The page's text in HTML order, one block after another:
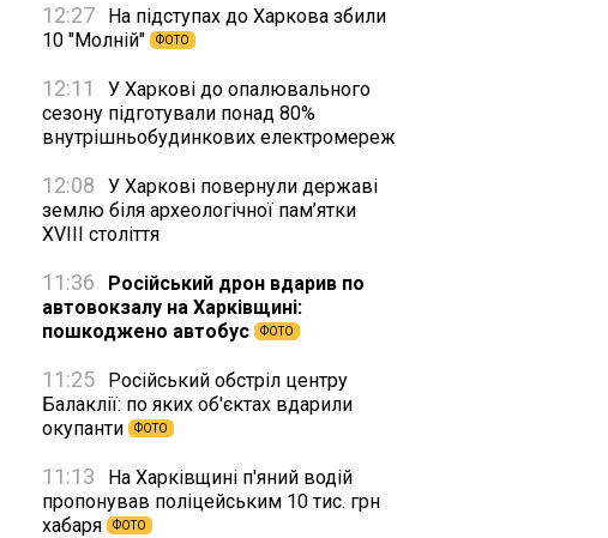
12:27
На підступах до Харкова збили
10 "Молній"
ФОТО
12:11
У Харкові до опалювального
сезону підготували понад 80%
внутрішньобудинкових електромереж
12:08
У Харкові повернули державі
землю біля археологічної пам’ятки
XVIII століття
11:36
Російський дрон вдарив по
автовокзалу на Харківщині:
пошкоджено автобус
ФОТО
11:25
Російський обстріл центру
Балаклії: по яких об'єктах вдарили
окупанти
ФОТО
11:13
На Харківщині п'яний водій
пропонував поліцейським 10 тис. грн
хабаря
ФОТО